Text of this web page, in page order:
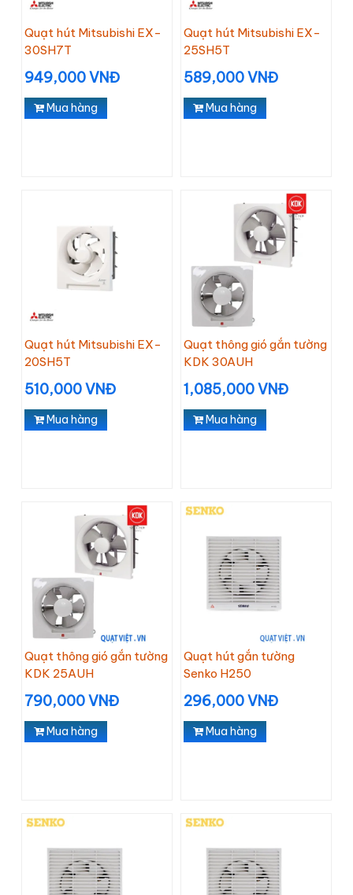
Quạt hút Mitsubishi EX-
30SH7T
949,000 VNĐ
Mua hàng
Quạt hút Mitsubishi EX-
25SH5T
589,000 VNĐ
Mua hàng
Quạt hút Mitsubishi EX-
20SH5T
510,000 VNĐ
Mua hàng
Quạt thông gió gắn tường
KDK 30AUH
1,085,000 VNĐ
Mua hàng
Quạt thông gió gắn tường
KDK 25AUH
790,000 VNĐ
Mua hàng
Quạt hút gắn tường
Senko H250
296,000 VNĐ
Mua hàng